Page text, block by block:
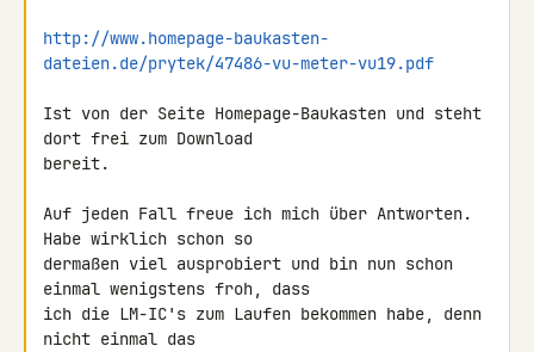
http://www.homepage-baukasten-
dateien.de/prytek/47486-vu-meter-vu19.pdf
Ist von der Seite Homepage-Baukasten und steht
dort frei zum Download
bereit.
Auf jeden Fall freue ich mich über Antworten.
Habe wirklich schon so
dermaßen viel ausprobiert und bin nun schon
einmal wenigstens froh, dass
ich die LM-IC's zum Laufen bekommen habe, denn
nicht einmal das